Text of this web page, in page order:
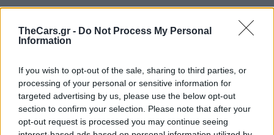
TheCars.gr - Do Not Process My Personal
Information
If you wish to opt-out of the sale, sharing to third parties, or
processing of your personal or sensitive information for
targeted advertising by us, please use the below opt-out
section to confirm your selection. Please note that after your
opt-out request is processed you may continue seeing